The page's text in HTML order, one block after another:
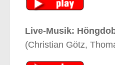
Live-Musik:
(Christian Götz,